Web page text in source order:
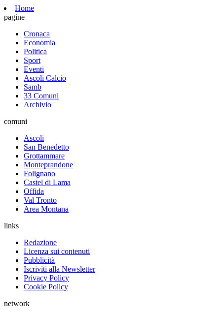
Home
pagine
Cronaca
Economia
Politica
Sport
Eventi
Ascoli Calcio
Samb
33 Comuni
Archivio
comuni
Ascoli
San Benedetto
Grottammare
Monteprandone
Folignano
Castel di Lama
Offida
Val Tronto
Area Montana
links
Redazione
Licenza sui contenuti
Pubblicità
Iscriviti alla Newsletter
Privacy Policy
Cookie Policy
network